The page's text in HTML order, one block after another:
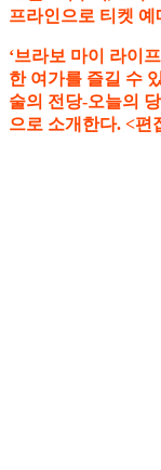
프라인으로 티켓
‘브라보 마이 라이
한 여가를 즐길 수
술의 전당-오늘의
으로 소개한다. <편